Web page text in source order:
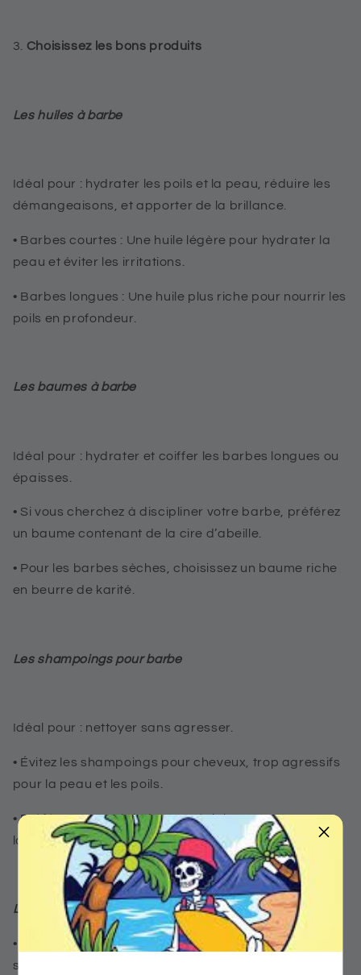
3. Choisissez les bons produits
Les huiles à barbe
Idéal pour : hydrater les poils et la peau, réduire les
démangeaisons, et apporter de la brillance.
• Barbes courtes : Une huile légère pour hydrater la
peau et éviter les irritations.
• Barbes longues : Une huile plus riche pour nourrir les
poils en profondeur.
Les baumes à barbe
Idéal pour : hydrater et coiffer les barbes longues ou
épaisses.
• Si vous cherchez à discipliner votre barbe, préférez
un baume contenant de la cire d’abeille.
• Pour les barbes sèches, choisissez un baume riche
en beurre de karité.
Les shampoings pour barbe
Idéal pour : nettoyer sans agresser.
• Évitez les shampoings pour cheveux, trop agressifs
pour la peau et les poils.
• Préférez un produit doux, spécialement conçu pour
la barbe, enrichi en agents hydratants.
Les peignes et brosses
•
Une brosse en poils naturels (comme le poil de
sanglier) aide à répartir l’huile et à éliminer les